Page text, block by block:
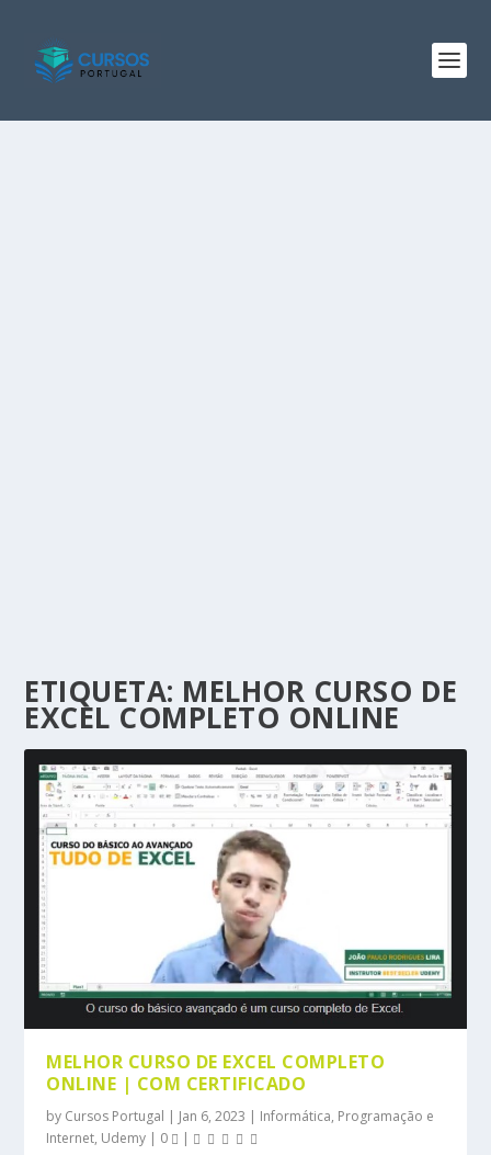
ETIQUETA: MELHOR CURSO DE
EXCEL COMPLETO ONLINE
MELHOR CURSO DE EXCEL COMPLETO
ONLINE | COM CERTIFICADO
by Cursos Portugal | Jan 6, 2023 | Informática, Programação e
Internet, Udemy | 0 |